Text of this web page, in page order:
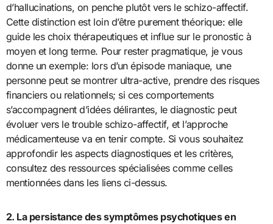
d’hallucinations, on penche plutôt vers le schizo-affectif.
Cette distinction est loin d’être purement théorique: elle
guide les choix thérapeutiques et influe sur le pronostic à
moyen et long terme. Pour rester pragmatique, je vous
donne un exemple: lors d’un épisode maniaque, une
personne peut se montrer ultra-active, prendre des risques
financiers ou relationnels; si ces comportements
s’accompagnent d’idées délirantes, le diagnostic peut
évoluer vers le trouble schizo-affectif, et l’approche
médicamenteuse va en tenir compte. Si vous souhaitez
approfondir les aspects diagnostiques et les critères,
consultez des ressources spécialisées comme celles
mentionnées dans les liens ci-dessus.
2. La persistance des symptômes psychotiques en